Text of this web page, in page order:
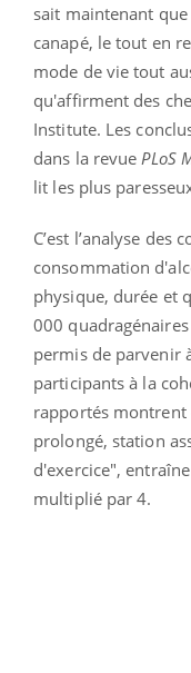
sait maintenant
canapé, le tout en
mode de vie tout
qu'affirment des
Institute. Les
dans la revue PLoS
lit les plus
C’est l’analyse des
consommation
physique, durée et
000
permis de parvenir
participants à la
rapportés
prolongé, station
d'exercice",
multiplié par 4.